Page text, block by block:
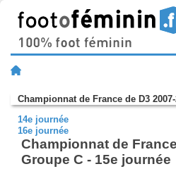
Championnat de France de D3
14e journée
16e journée
Championnat de
Groupe C - 15e journée